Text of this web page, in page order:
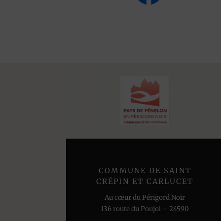
COMMUNE DE SAINT
CRÉPIN ET CARLUCET
Au cœur du Périgord Noir
136 route du Poujol – 24590